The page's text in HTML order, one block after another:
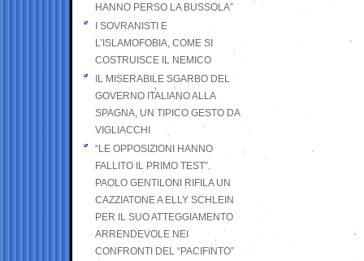
HANNO PERSO LA BUSSOLA”
I SOVRANISTI E
L’ISLAMOFOBIA, COME SI
COSTRUISCE IL NEMICO
IL MISERABILE SGARBO DEL
GOVERNO ITALIANO ALLA
SPAGNA, UN TIPICO GESTO DA
VIGLIACCHI
“LE OPPOSIZIONI HANNO
FALLITO IL PRIMO TEST”.
PAOLO GENTILONI RIFILA UN
CAZZIATONE A ELLY SCHLEIN
PER IL SUO ATTEGGIAMENTO
ARRENDEVOLE NEI
CONFRONTI DEL “PACIFINTO”